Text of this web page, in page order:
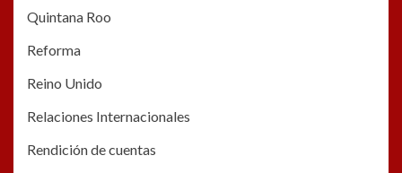
Quintana Roo
Reforma
Reino Unido
Relaciones Internacionales
Rendición de cuentas